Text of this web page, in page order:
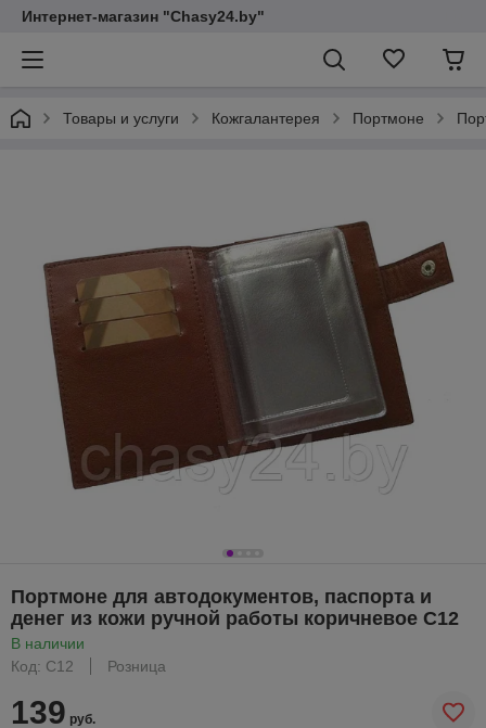
Интернет-магазин "Chasy24.by"
Товары и услуги Кожгалантерея Портмоне
Портмоне для автодокументов, паспорта и
денег из кожи ручной работы коричневое С12
В наличии
Код: С12
Розница
139 руб.